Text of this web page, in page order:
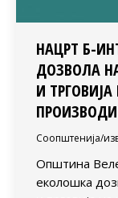
НАЦРТ Б-
ДОЗВОЛА
И
Соопштенија/
Општина
еколошка